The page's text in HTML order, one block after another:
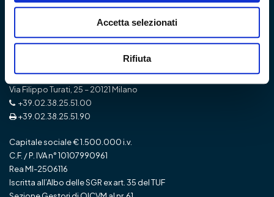
Accetta selezionati
Rifiuta
Impact SGR
IMPact SGR S.p.A.
Via Filippo Turati, 25 – 20121 Milano
+39.02.38.25.51.00
+39.02.38.25.51.90
Capitale sociale € 1.500.000 i.v.
C.F. / P. IVA n° 10107990961
Rea MI-2506116
Iscritta all’Albo delle SGR ex art. 35 del TUF